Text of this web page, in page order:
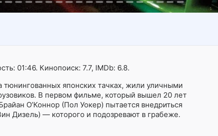
01:46. Кинопоиск: 7.7, IMDb: 6.8.
японских тачках, жили уличными
В первом фильме, который вышел 20 лет
О’Коннор (Пол Уокер) пытается внедриться
Дизель) — которого и подозревают в грабеже.